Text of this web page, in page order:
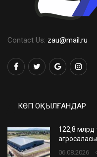
Contact Us: zau@mail.ru
КӨП ОҚЫЛҒАНДАР
122,8
06.08.2026